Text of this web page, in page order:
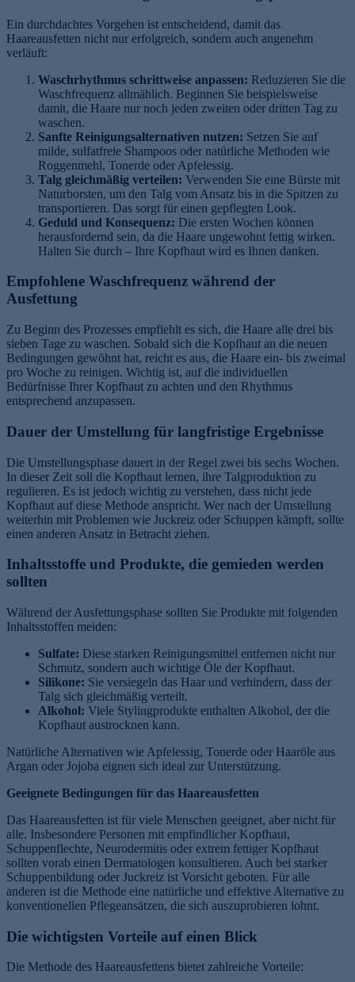
Ein durchdachtes Vorgehen ist entscheidend, damit das
Haareausfetten nicht nur erfolgreich, sondern auch angenehm
verläuft:
Waschrhythmus schrittweise anpassen: Reduzieren Sie die
Waschfrequenz allmählich. Beginnen Sie beispielsweise
damit, die Haare nur noch jeden zweiten oder dritten Tag zu
waschen.
Sanfte Reinigungsalternativen nutzen: Setzen Sie auf
milde, sulfatfreie Shampoos oder natürliche Methoden wie
Roggenmehl, Tonerde oder Apfelessig.
Talg gleichmäßig verteilen: Verwenden Sie eine Bürste mit
Naturborsten, um den Talg vom Ansatz bis in die Spitzen zu
transportieren. Das sorgt für einen gepflegten Look.
Geduld und Konsequenz: Die ersten Wochen können
herausfordernd sein, da die Haare ungewohnt fettig wirken.
Halten Sie durch – Ihre Kopfhaut wird es Ihnen danken.
Empfohlene Waschfrequenz während der
Ausfettung
Zu Beginn des Prozesses empfiehlt es sich, die Haare alle drei bis
sieben Tage zu waschen. Sobald sich die Kopfhaut an die neuen
Bedingungen gewöhnt hat, reicht es aus, die Haare ein- bis zweimal
pro Woche zu reinigen. Wichtig ist, auf die individuellen
Bedürfnisse Ihrer Kopfhaut zu achten und den Rhythmus
entsprechend anzupassen.
Dauer der Umstellung für langfristige Ergebnisse
Die Umstellungsphase dauert in der Regel zwei bis sechs Wochen.
In dieser Zeit soll die Kopfhaut lernen, ihre Talgproduktion zu
regulieren. Es ist jedoch wichtig zu verstehen, dass nicht jede
Kopfhaut auf diese Methode anspricht. Wer nach der Umstellung
weiterhin mit Problemen wie Juckreiz oder Schuppen kämpft, sollte
einen anderen Ansatz in Betracht ziehen.
Inhaltsstoffe und Produkte, die gemieden werden
sollten
Während der Ausfettungsphase sollten Sie Produkte mit folgenden
Inhaltsstoffen meiden:
Sulfate: Diese starken Reinigungsmittel entfernen nicht nur
Schmutz, sondern auch wichtige Öle der Kopfhaut.
Silikone: Sie versiegeln das Haar und verhindern, dass der
Talg sich gleichmäßig verteilt.
Alkohol: Viele Stylingprodukte enthalten Alkohol, der die
Kopfhaut austrocknen kann.
Natürliche Alternativen wie Apfelessig, Tonerde oder Haaröle aus
Argan oder Jojoba eignen sich ideal zur Unterstützung.
Geeignete Bedingungen für das Haareausfetten
Das Haareausfetten ist für viele Menschen geeignet, aber nicht für
alle. Insbesondere Personen mit empfindlicher Kopfhaut,
Schuppenflechte, Neurodermitis oder extrem fettiger Kopfhaut
sollten vorab einen Dermatologen konsultieren. Auch bei starker
Schuppenbildung oder Juckreiz ist Vorsicht geboten. Für alle
anderen ist die Methode eine natürliche und effektive Alternative zu
konventionellen Pflegeansätzen, die sich auszuprobieren lohnt.
Die wichtigsten Vorteile auf einen Blick
Die Methode des Haareausfettens bietet zahlreiche Vorteile: